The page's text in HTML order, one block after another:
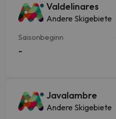
Valdelinares
Andere Skigebiete
Saisonbeginn
-
Javalambre
Andere Skigebiete